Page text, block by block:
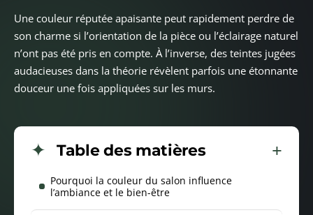
Une couleur réputée apaisante peut rapidement perdre de
son charme si l’orientation de la pièce ou l’éclairage naturel
n’ont pas été pris en compte. À l’inverse, des teintes jugées
audacieuses dans la théorie révèlent parfois une étonnante
douceur une fois appliquées sur les murs.
Table des matières
Pourquoi la couleur du salon influence
l’ambiance et le bien-être